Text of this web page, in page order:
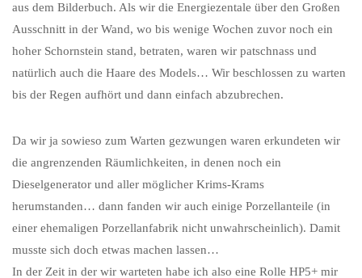
aus dem Bilderbuch. Als wir die Energiezentale über den Großen
Ausschnitt in der Wand, wo bis wenige Wochen zuvor noch ein
hoher Schornstein stand, betraten, waren wir patschnass und
natürlich auch die Haare des Models… Wir beschlossen zu warten
bis der Regen aufhört und dann einfach abzubrechen.
Da wir ja sowieso zum Warten gezwungen waren erkundeten wir
die angrenzenden Räumlichkeiten, in denen noch ein
Dieselgenerator und aller möglicher Krims-Krams
herumstanden… dann fanden wir auch einige Porzellanteile (in
einer ehemaligen Porzellanfabrik nicht unwahrscheinlich). Damit
musste sich doch etwas machen lassen…
In der Zeit in der wir warteten habe ich also eine Rolle HP5+ mir